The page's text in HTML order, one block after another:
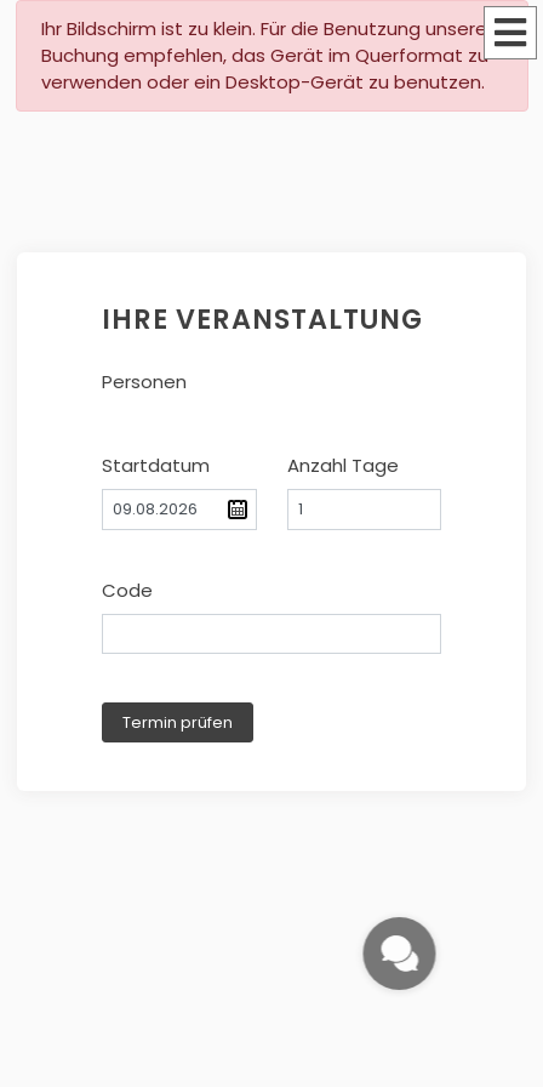
Ihr Bildschirm ist zu klein. Für die Benutzung unserer
Buchung empfehlen, das Gerät im Querformat zu
verwenden oder ein Desktop-Gerät zu benutzen.
IHRE VERANSTALTUNG
Personen
Startdatum Anzahl Tage
Code
Termin prüfen